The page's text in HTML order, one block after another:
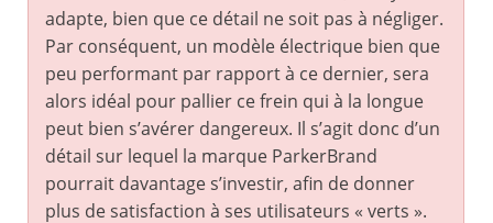
adapte, bien que ce détail ne soit pas à négliger.
Par conséquent, un modèle électrique bien que
peu performant par rapport à ce dernier, sera
alors idéal pour pallier ce frein qui à la longue
peut bien s’avérer dangereux. Il s’agit donc d’un
détail sur lequel la marque ParkerBrand
pourrait davantage s’investir, afin de donner
plus de satisfaction à ses utilisateurs « verts ».